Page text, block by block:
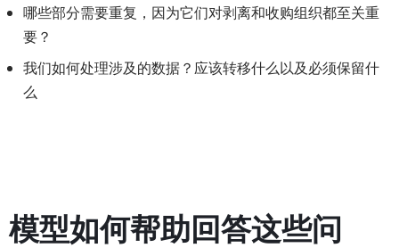
哪些部分需要重复，因为它们对剥离和收购组织都至关重
要？
我们如何处理涉及的数据？应该转移什么以及必须保留什
么
模型如何帮助回答这些问